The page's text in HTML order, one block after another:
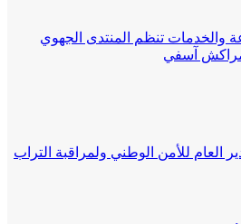
والخدمات تنظم المنتدى الجهوي
مراكش آسفي
العام للأمن الوطني ولمراقبة التراب